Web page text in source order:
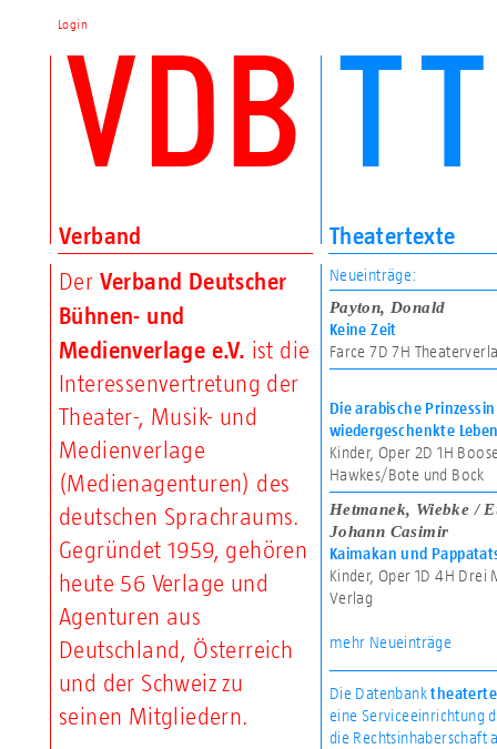
Verband Theatertexte
Login
Der Verband Deutscher
Bühnen- und
Medienverlage e.V. ist die
Interessenvertretung der
Theater-, Musik- und
Medienverlage
(Medienagenturen) des
deutschen Sprachraums.
Gegründet 1959, gehören
heute 56 Verlage und
Agenturen aus
Deutschland, Österreich
und der Schweiz zu
seinen Mitgliedern.
Neueinträge:
Payton, Donald
Keine Zeit
Farce 7D7H
Die arabische
wiedergeschenkte
Kinder, Oper 2D1H
Hawkes/Bote und Bock
Hetmanek, Wiebke /
Johann Casimir
Kaimakan und
Kinder, Oper 1D4H Drei
Verlag
mehr Neueinträge
Die Datenbank
eine Serviceeinrichtung
die Rechtsinhaberschaft